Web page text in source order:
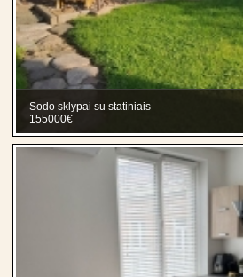
Sodo sklypai su statiniais
155000€